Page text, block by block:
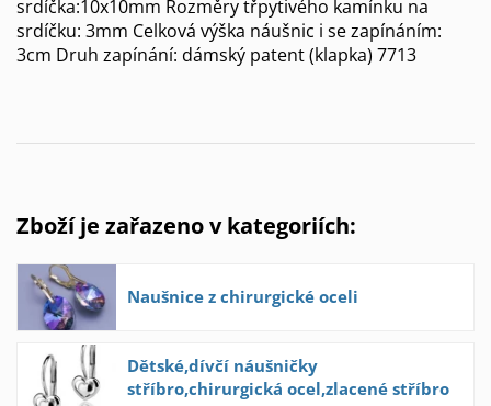
srdíčka:10x10mm Rozměry třpytivého kamínku na
srdíčku: 3mm Celková výška náušnic i se zapínáním:
3cm Druh zapínání: dámský patent (klapka) 7713
Zboží je zařazeno v kategoriích:
Naušnice z chirurgické oceli
Dětské,dívčí náušničky
stříbro,chirurgická ocel,zlacené stříbro